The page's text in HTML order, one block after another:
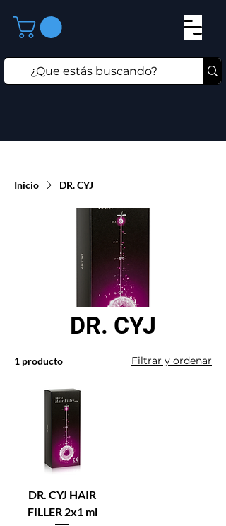
Inicio DR. CYJ
DR. CYJ
1 producto Filtrar y ordenar
DR. CYJ HAIR
FILLER 2x1 ml